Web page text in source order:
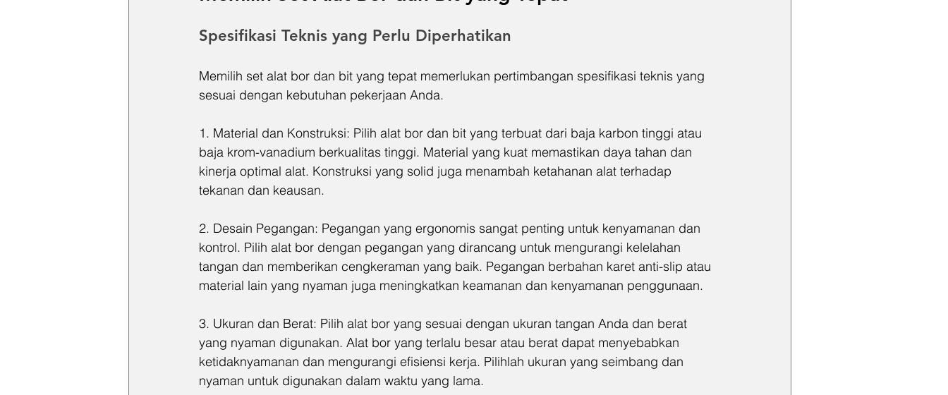
Spesifikasi Teknis yang Perlu Diperhatikan
Memilih set alat bor dan bit yang tepat memerlukan pertimbangan spesifikasi teknis yang
sesuai dengan kebutuhan pekerjaan Anda.
1. Material dan Konstruksi: Pilih alat bor dan bit yang terbuat dari baja karbon tinggi atau
baja krom-vanadium berkualitas tinggi. Material yang kuat memastikan daya tahan dan
kinerja optimal alat. Konstruksi yang solid juga menambah ketahanan alat terhadap
tekanan dan keausan.
2. Desain Pegangan: Pegangan yang ergonomis sangat penting untuk kenyamanan dan
kontrol. Pilih alat bor dengan pegangan yang dirancang untuk mengurangi kelelahan
tangan dan memberikan cengkeraman yang baik. Pegangan berbahan karet anti-slip atau
material lain yang nyaman juga meningkatkan keamanan dan kenyamanan penggunaan.
3. Ukuran dan Berat: Pilih alat bor yang sesuai dengan ukuran tangan Anda dan berat
yang nyaman digunakan. Alat bor yang terlalu besar atau berat dapat menyebabkan
ketidaknyamanan dan mengurangi efisiensi kerja. Pilihlah ukuran yang seimbang dan
nyaman untuk digunakan dalam waktu yang lama.